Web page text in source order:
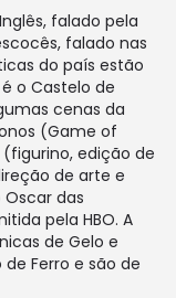
falado pela
falado nas
do país estão
o Castelo de
cenas da
(Game of
edição de
de arte e
Oscar das
pela HBO. A
de Gelo e
Ferro e são de